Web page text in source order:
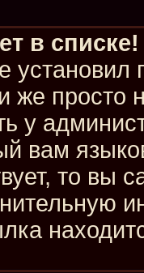
в списке!
же просто
у
вам
то вы